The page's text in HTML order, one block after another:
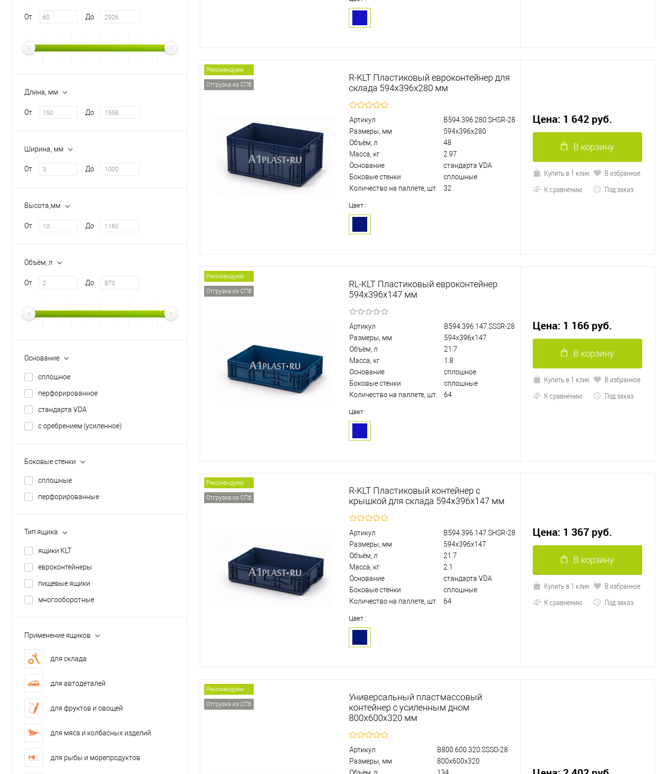
От До
Длина, мм
От До
Ширина, мм
От До
Высота,мм
От До
Объём, л
От До
Основание
сплошное
перфорированное
стандарта VDA
с оребрением (усиленное)
Боковые стенки
сплошные
перфорированные
Тип ящика
ящики KLT
евроконтейнеры
пищевые ящики
многооборотные
Применение ящиков
для склада
для автодеталей
для фруктов и овощей
для мяса и колбасных изделий
для рыбы и морепродуктов
Рекомендуем
Отгрузка из СПб
R-KLT Пластиковый евроконтейнер для
склада 594х396х280 мм
Артикул
B594.396.280.SHSR-28
Размеры, мм
594х396х280
Объём, л
48
Масса, кг
2.97
Основание
стандарта VDA
Боковые стенки
сплошные
Количество на паллете, шт.
32
Цвет :
Цена: 1 642 руб.
В корзину
Купить в 1 клик
В избранное
К сравнению
Под заказ
Рекомендуем
Отгрузка из СПб
RL-KLT Пластиковый евроконтейнер
594х396х147 мм
Артикул
B594.396.147.SSSR-28
Размеры, мм
594х396х147
Объём, л
21.7
Масса, кг
1.8
Основание
сплошное
Боковые стенки
сплошные
Количество на паллете, шт.
64
Цвет :
Цена: 1 166 руб.
В корзину
Купить в 1 клик
В избранное
К сравнению
Под заказ
Рекомендуем
Отгрузка из СПб
R-KLT Пластиковый контейнер с
крышкой для склада 594х396х147 мм
Артикул
B594.396.147.SHSR-28
Размеры, мм
594х396х147
Объём, л
21.7
Масса, кг
2.1
Основание
стандарта VDA
Боковые стенки
сплошные
Количество на паллете, шт.
64
Цвет :
Цена: 1 367 руб.
В корзину
Купить в 1 клик
В избранное
К сравнению
Под заказ
Рекомендуем
Отгрузка из СПб
Универсальный пластмассовый
контейнер с усиленным дном
800х600х320 мм
Артикул
B800.600.320.SSSO-28
Размеры, мм
800х600х320
Объём, л
134